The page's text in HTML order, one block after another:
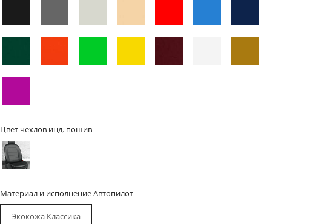
Цвет чехлов инд. пошив
Материал и исполнение Автопилот
Экокожа Классика